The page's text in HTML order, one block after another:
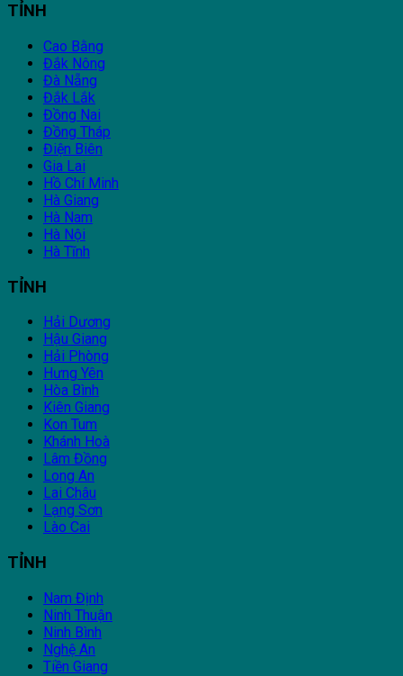
TỈNH
Cao Bằng
Đắk Nông
Đà Nẵng
Đắk Lắk
Đồng Nai
Đồng Tháp
Điện Biên
Gia Lai
Hồ Chí Minh
Hà Giang
Hà Nam
Hà Nội
Hà Tĩnh
TỈNH
Hải Dương
Hậu Giang
Hải Phòng
Hưng Yên
Hòa Bình
Kiên Giang
Kon Tum
Khánh Hoà
Lâm Đồng
Long An
Lai Châu
Lạng Sơn
Lào Cai
TỈNH
Nam Định
Ninh Thuận
Ninh Bình
Nghệ An
Tiền Giang